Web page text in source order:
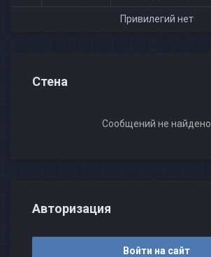
Привилегий нет
Стена
Сообщений не найдено
Авторизация
Войти на сайт